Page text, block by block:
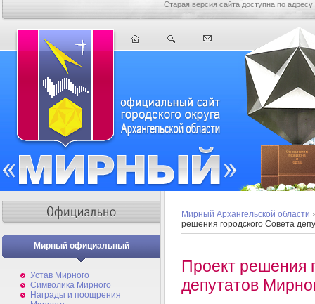
Старая версия сайта доступна по адресу
Мирный официальный
Устав Мирного
Символика Мирного
Награды и поощрения
Мирный Архангельской области
решения городского Совета
Проект решения
депутатов